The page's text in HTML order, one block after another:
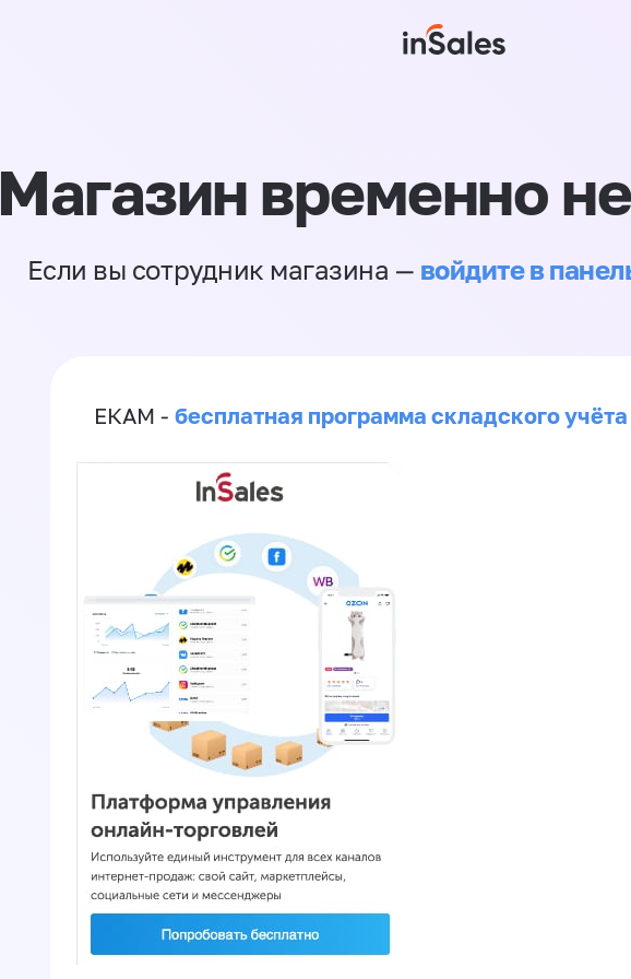
Магазин временно
Если вы сотрудник магазина — войдите в
ЕКАМ - бесплатная программа складского учёта